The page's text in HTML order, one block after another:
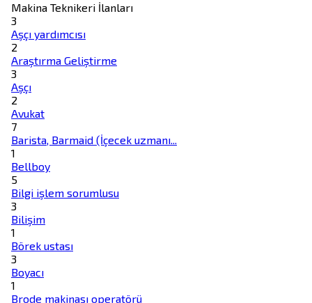
Makina Teknikeri İlanları
3
Aşçı yardımcısı
2
Araştırma Geliştirme
3
Aşçı
2
Avukat
7
Barista, Barmaid (İçecek uzmanı...
1
Bellboy
5
Bilgi işlem sorumlusu
3
Bilişim
1
Börek ustası
3
Boyacı
1
Brode makinası operatörü